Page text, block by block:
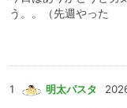
う。。（先週やった
1 明太パスタ